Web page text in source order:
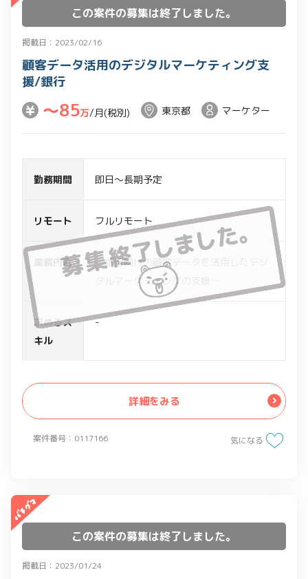
この案件の募集は終了しました。
掲載日：2023/02/16
案件番号：0117166
顧客データ活用のデジタルマーケティング支
援/銀行
〜85万/月(税別) 東京都 マーケター
勤務期間 即日～長期予定
リモート フルリモート
業務内容
・銀行向けの顧客データを活用したデジ
タルマーケティングの支援
・MA導入、CDP構築などの要望に対する
適切なアプローチ方法の提案
求めるス
キル
-
詳細をみる
気になる
この案件の募集は終了しました。
掲載日：2023/01/24